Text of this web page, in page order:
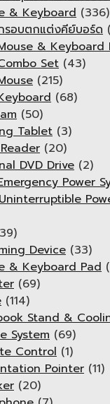
& Keyboard (336)
รอบตกแต่งคีย์บอร์ด
& Keyboard
Set (43)
(215)
(68)
(50)
Tablet (3)
(20)
DVD Drive (2)
Power
Device (33)
& Keyboard Pad
(69)
(114)
Stand &
System (69)
Control (1)
Pointer (11)
(20)